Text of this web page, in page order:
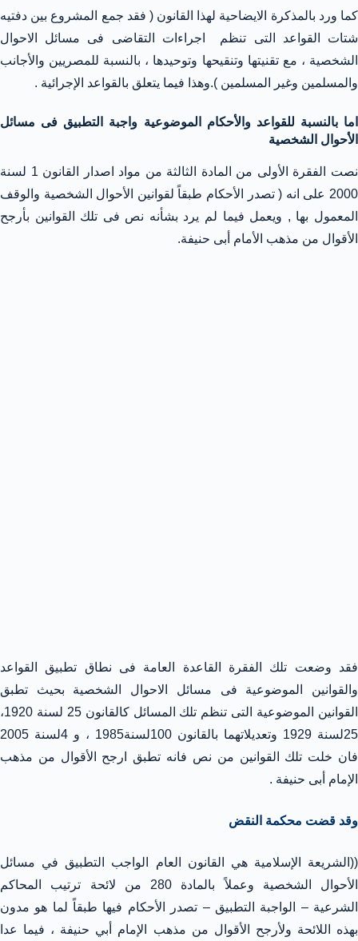
كما ورد بالمذكرة الايضاحية لهذا القانون ( فقد جمع المشروع بين دفتيه
شتات القواعد التى تنظم اجراءات التقاضى فى مسائل الاحوال
الشخصية ، مع تقنيتها وتنقيحها وتوحيدها ، بالنسبة للمصريين والأجانب
والمسلمين وغير المسلمين ).وهذا فيما يتعلق بالقواعد الإجرائية .
اما بالنسبة للقواعد والأحكام الموضوعية واجبة التطبيق فى مسائل
الأحوال الشخصية
نصت الفقرة الأولى من المادة الثالثة من مواد اصدار القانون 1 لسنة
2000 على انه ( تصدر الأحكام طبقاً لقوانين الأحوال الشخصية والوقف
المعمول بها , ويعمل فيما لم يرد بشأنه نص فى تلك القوانين بأرجح
الأقوال من مذهب الأمام أبى حنيفة.
فقد وضعت تلك الفقرة القاعدة العامة فى نطاق تطبيق القواعد
والقوانين الموضوعية فى مسائل الاحوال الشخصية بحيث تطبق
القوانين الموضوعية التى تنظم تلك المسائل كالقانون 25 لسنة 1920،
25لسنة 1929 وتعديلاتهما بالقانون 100لسنة1985 ، و 4لسنة 2005
فان خلت تلك القوانين من نص فانه تطبق ارجح الأقوال من مذهب
الإمام أبى حنيفة .
وقد قضت محكمة النقض
((الشريعة الإسلامية هي القانون العام الواجب التطبيق في مسائل
الأحوال الشخصية وعملاً بالمادة 280 من لائحة ترتيب المحاكم
الشرعية – الواجبة التطبيق – تصدر الأحكام فيها طبقاً لما هو مدون
بهذه اللائحة ولأرجح الأقوال من مذهب الإمام أبي حنيفة ، فيما عدا